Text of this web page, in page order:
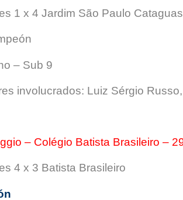
1 x 4 Jardim São Paulo
– Sub 9
involucrados: Luiz Sérgio
– Colégio Batista Brasileiro –
4 x 3 Batista Brasileiro